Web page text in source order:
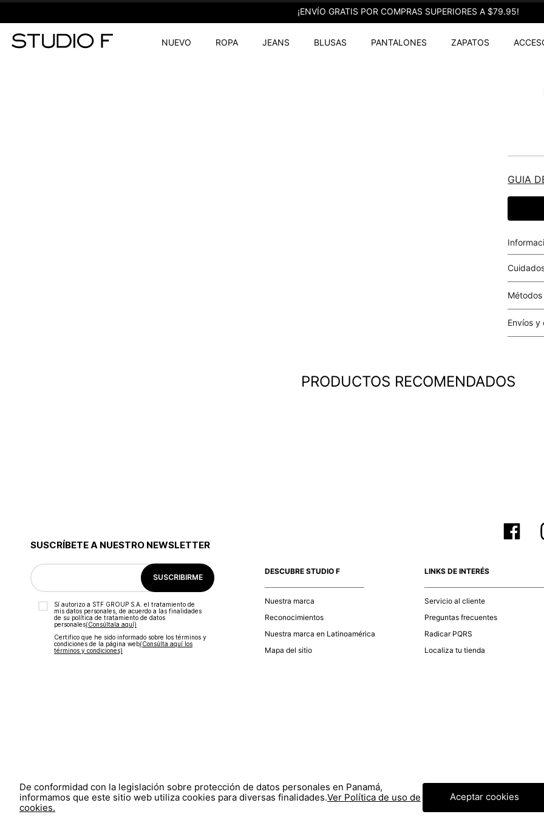
¡ENVÍO GRATIS POR COMPRAS SUPERIORES A $79.95!
NUEVO ROPA JEANS BLUSAS PANTALONES ZAPATOS
GUIA
Tarjetas
Envíos y
análisis
tu
PRODUCTOS RECOMENDADOS
SUSCRÍBETE A NUESTRO NEWSLETTER
SUSCRIBIRME
Sí autorizo a STF GROUP S.A. el tratamiento de
mis datos personales, de acuerdo a las finalidades
de su política de tratamiento de datos
personales‎(Consúltala aquí)
Certifico que he sido informado sobre los términos y
condiciones de la página web‎(Consúlta aquí los
términos y condiciones)
DESCUBRE STUDIO F
Nuestra marca
Reconocimientos
Nuestra marca en Latinoamérica
Mapa del sitio
LINKS DE INTERÉS
Servicio al cliente
Preguntas frecuentes
Radicar PQRS
Localiza tu tienda
© COPYRIGHT 2020 STF GROUP S.A. TODOS LOS DERECHOS RESERVADOS.
De conformidad con la legislación sobre protección de datos personales en Panamá,
informamos que este sitio web utiliza cookies para diversas finalidades.Ver Política de uso de
cookies.
Aceptar cookies